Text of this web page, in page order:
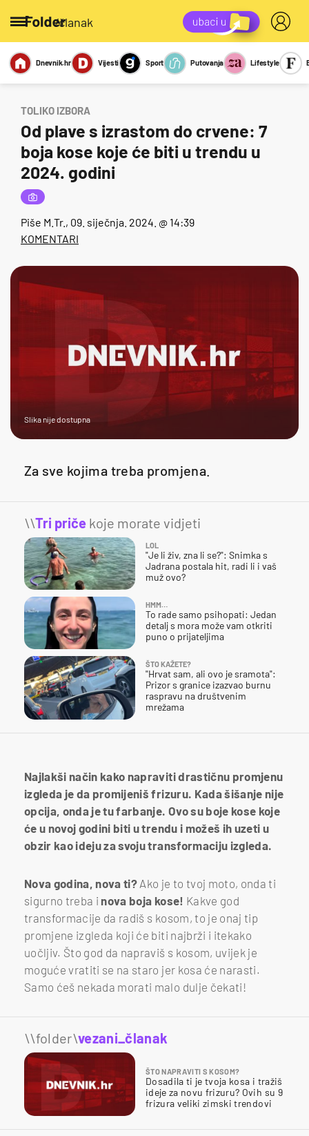
/članak
Miks Kviz
Report
Sexy
Dnevnik.hr Vijesti Sport Putovanja Lifestyle
TOLIKO IZBORA
Od plave s izrastom do crvene: 7
boja kose koje će biti u trendu u
2024. godini
Piše M.Tr. , 09. siječnja. 2024. @ 14:39
KOMENTARI
Slika nije dostupna
Za sve kojima treba promjena.
\\Tri priče koje morate vidjeti
LOL
"Je li živ, zna li se?": Snimka s
Jadrana postala hit, radi li i vaš
muž ovo?
HMM…
To rade samo psihopati: Jedan
detalj s mora može vam otkriti
puno o prijateljima
ŠTO KAŽETE?
"Hrvat sam, ali ovo je sramota":
Prizor s granice izazvao burnu
raspravu na društvenim
mrežama
Najlakši način kako napraviti drastičnu promjenu
izgleda je da promijeniš frizuru. Kada šišanje nije
opcija, onda je tu farbanje. Ovo su boje kose koje
će u novoj godini biti u trendu i možeš ih uzeti u
obzir kao ideju za svoju transformaciju izgleda.
Nova godina, nova ti? Ako je to tvoj moto, onda ti
sigurno treba i nova boja kose! Kakve god
transformacije da radiš s kosom, to je onaj tip
promjene izgleda koji će biti najbrži i itekako
uočljiv. Što god da napraviš s kosom, uvijek je
moguće vratiti se na staro jer kosa će narasti.
Samo ćeš nekada morati malo dulje čekati!
\\folder\vezani_članak
ŠTO NAPRAVITI S KOSOM?
Dosadila ti je tvoja kosa i tražiš
ideje za novu frizuru? Ovih su 9
frizura veliki zimski trendovi